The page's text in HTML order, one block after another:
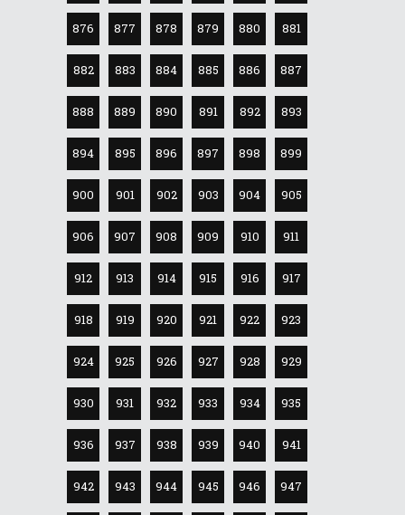
876 877 878 879 880 881
882 883 884 885 886 887
888 889 890 891 892 893
894 895 896 897 898 899
900 901 902 903 904 905
906 907 908 909 910 911
912 913 914 915 916 917
918 919 920 921 922 923
924 925 926 927 928 929
930 931 932 933 934 935
936 937 938 939 940 941
942 943 944 945 946 947